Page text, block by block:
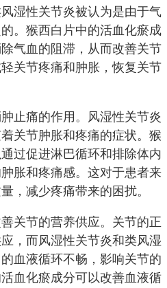
湿性关节炎被认为是由于气
。猴西白片中的活血化瘀成
气血的阻滞，从而改善关节
关节疼痛和肿胀，恢复关节
止痛的作用。风湿性关节炎
关节肿胀和疼痛的症状。猴
过促进淋巴循环和排除体内
胀和疼痛感。这对于患者来
，减少疼痛带来的困扰。
关节的营养供应。关节的正
，而风湿性关节炎和类风湿
血液循环不畅，影响关节的
血化瘀成分可以改善血液循